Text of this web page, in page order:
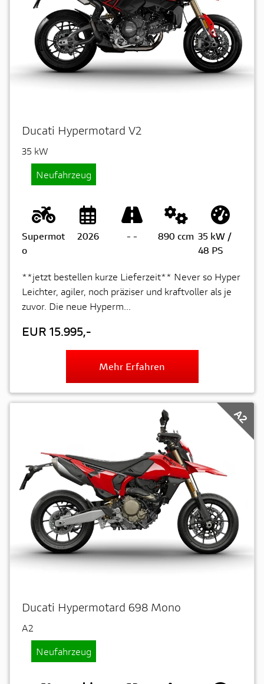
Ducati Hypermotard V2
35 kW
Neufahrzeug
Supermot
o
2026 - - 890 ccm 35 kW /
48 PS
**jetzt bestellen kurze Lieferzeit** Never so Hyper
Leichter, agiler, noch präziser und kraftvoller als je
zuvor. Die neue Hyperm...
EUR 15.995,-
Mehr Erfahren
Ducati Hypermotard 698 Mono
A2
Neufahrzeug
A2